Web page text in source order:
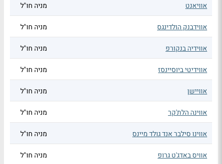
אוויאנט מניה חו"ל
אווידבנק הולדינגס מניה חו"ל
אווידיה בנקורפ מניה חו"ל
אווידיטי ביוסיינסז מניה חו"ל
אוויישן מניה חו"ל
אווינה הלת'קר מניה חו"ל
אווינו סילבר אנד גולד מיינס מניה חו"ל
אוויס באדג'ט גרופ מניה חו"ל